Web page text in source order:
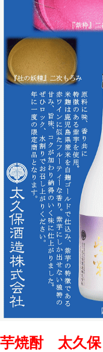
芋焼酎 太久